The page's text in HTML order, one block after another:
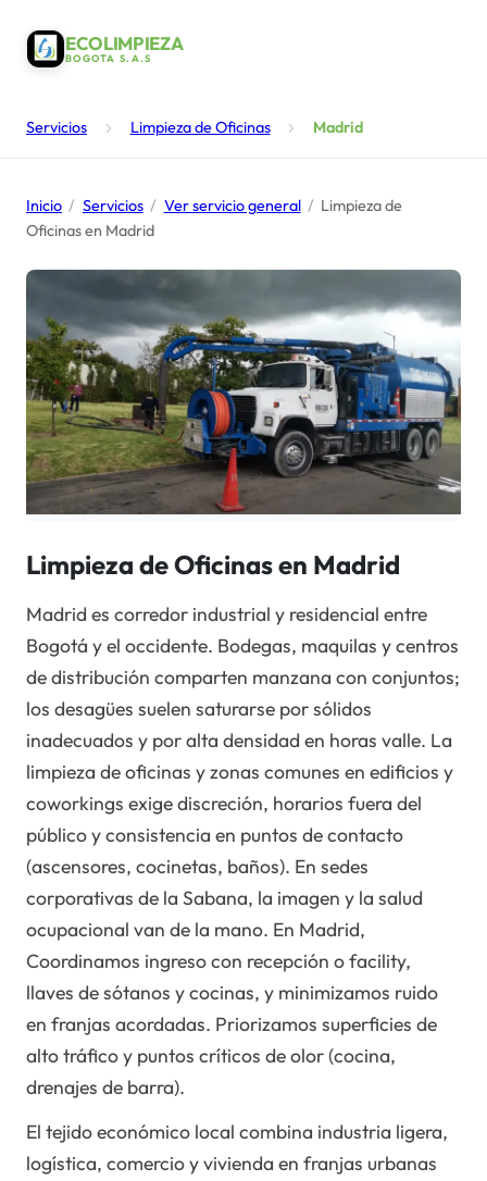
ECOLIMPIEZA
BOGOTA S.A.S
Servicios Limpieza de Oficinas Madrid
Inicio / Servicios / Ver servicio general / Limpieza de
Oficinas en Madrid
Limpieza de Oficinas en Madrid
Madrid es corredor industrial y residencial entre
Bogotá y el occidente. Bodegas, maquilas y centros
de distribución comparten manzana con conjuntos;
los desagües suelen saturarse por sólidos
inadecuados y por alta densidad en horas valle. La
limpieza de oficinas y zonas comunes en edificios y
coworkings exige discreción, horarios fuera del
público y consistencia en puntos de contacto
(ascensores, cocinetas, baños). En sedes
corporativas de la Sabana, la imagen y la salud
ocupacional van de la mano. En Madrid,
Coordinamos ingreso con recepción o facility,
llaves de sótanos y cocinas, y minimizamos ruido
en franjas acordadas. Priorizamos superficies de
alto tráfico y puntos críticos de olor (cocina,
drenajes de barra).
El tejido económico local combina industria ligera,
logística, comercio y vivienda en franjas urbanas